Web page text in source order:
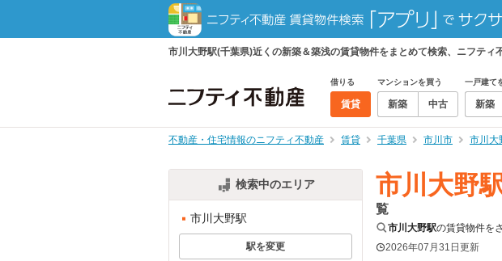
市川大野駅(千葉県)近くの新築＆築浅の賃貸物件をまとめて検索、ニフティ
借りる
賃貸
マンションを買う
新築 中古
一戸建て
新築
不動産・住宅情報のニフティ不動産 賃貸 千葉県 市川市 市川大
検索中のエリア
市川大野駅
駅を変更
市川大野
覧
市川大野駅の賃貸物件を
2026年07月31日更新